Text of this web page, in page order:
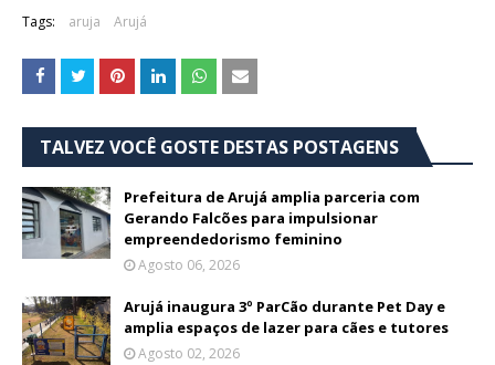
Tags: aruja Arujá
TALVEZ VOCÊ GOSTE DESTAS POSTAGENS
Prefeitura de Arujá amplia parceria com
Gerando Falcões para impulsionar
empreendedorismo feminino
Agosto 06, 2026
Arujá inaugura 3º ParCão durante Pet Day e
amplia espaços de lazer para cães e tutores
Agosto 02, 2026